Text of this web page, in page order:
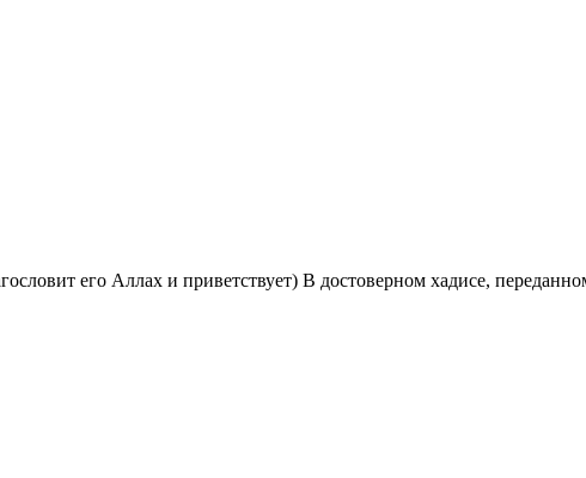
его Аллах и приветствует) В достоверном хадисе,